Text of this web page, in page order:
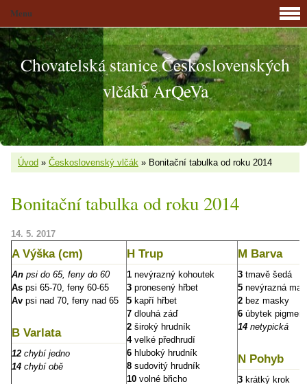
Chovatelská stanice Československých
vlčáků ArQeVa
Úvod » Československý vlčák » Bonitační tabulka od roku 2014
Bonitační tabulka od roku 2014
14. 5. 2017
A Výška (cm)
An psi do 65, feny do 60
As psi 65-70, feny 60-65
Av psi nad 70, feny nad 65
B Varlata
12 chybí jedno
14 chybí obě
H Trup
1 nevýrazný kohoutek
3 pronesený hřbet
5 kapří hřbet
7 dlouhá záď
2 široký hrudník
4velké předhrudí
6 hluboký hrudník
8 sudovitý hrudník
10 volné břicho
M Barva
3 tmavě šedá
5 nevýrazná
2 bez masky
6 úbytek
14 netypická
N Pohyb
3 krátký krok
Menu